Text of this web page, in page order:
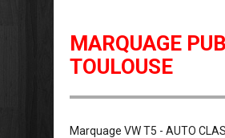
MARQUAGE
TOULOUSE
Marquage VW T5 - AUTO